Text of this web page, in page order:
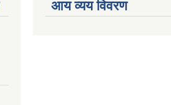
आय व्यय विवरण